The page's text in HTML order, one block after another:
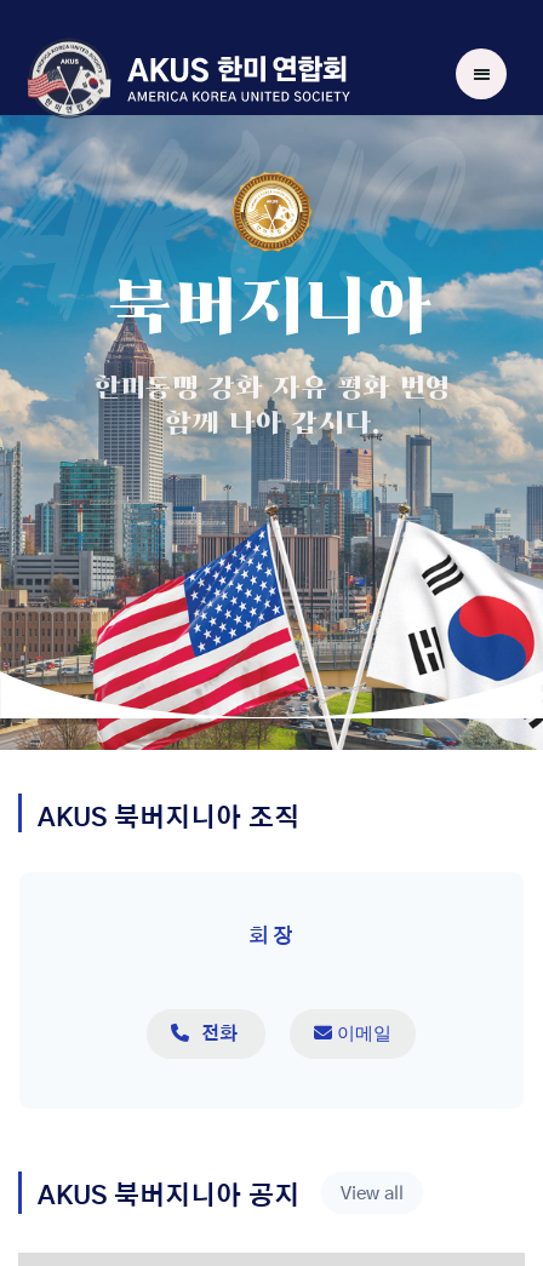
한미동맹 강화 자유 평화 번영
함께 나아 갑시다.
북버지니아
AKUS 북버지니아 조직
회장
 전화  이메일
AKUS 북버지니아 공지 View all